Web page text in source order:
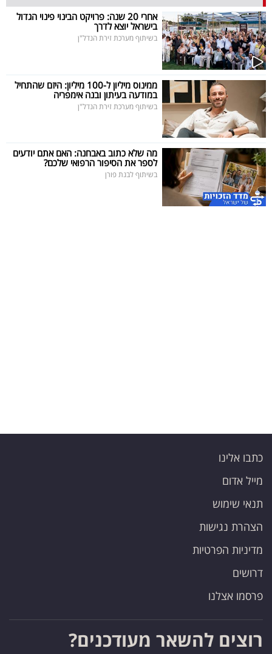
אחרי 20 שנה: פרויקט הבינוי פינוי הגדול
בישראל יוצא לדרך
בשיתוף מערכת זירת הנדל"ן
ממינוס מיליון ל-100 מיליון: היזם שהתחיל
במודעה בעיתון ובנה אימפריה
בשיתוף מערכת זירת הנדל"ן
מה שלא כתוב באבחנה: האם אתם יודעים
לספר את הסיפור הרפואי שלכם?
בשיתוף לבנת פורן
כתבו אלינו
מייל אדום
תנאי שימוש
הצהרת נגישות
מדיניות הפרטיות
דרושים
פרסמו אצלנו
רוצים להשאר מעודכנים?